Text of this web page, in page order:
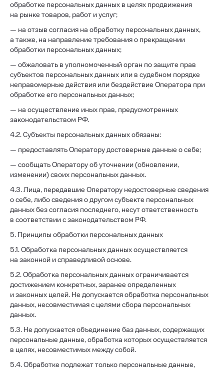
обработке персональных данных в целях продвижения
на рынке товаров, работ и услуг;
— на отзыв согласия на обработку персональных данных,
а также, на направление требования о прекращении
обработки персональных данных;
— обжаловать в уполномоченный орган по защите прав
субъектов персональных данных или в судебном порядке
неправомерные действия или бездействие Оператора при
обработке его персональных данных;
— на осуществление иных прав, предусмотренных
законодательством РФ.
4.2. Субъекты персональных данных обязаны:
— предоставлять Оператору достоверные данные о себе;
— сообщать Оператору об уточнении (обновлении,
изменении) своих персональных данных.
4.3. Лица, передавшие Оператору недостоверные сведения
о себе, либо сведения о другом субъекте персональных
данных без согласия последнего, несут ответственность
в соответствии с законодательством РФ.
5. Принципы обработки персональных данных
5.1. Обработка персональных данных осуществляется
на законной и справедливой основе.
5.2. Обработка персональных данных ограничивается
достижением конкретных, заранее определенных
и законных целей. Не допускается обработка персональных
данных, несовместимая с целями сбора персональных
данных.
5.3. Не допускается объединение баз данных, содержащих
персональные данные, обработка которых осуществляется
в целях, несовместимых между собой.
5.4. Обработке подлежат только персональные данные,